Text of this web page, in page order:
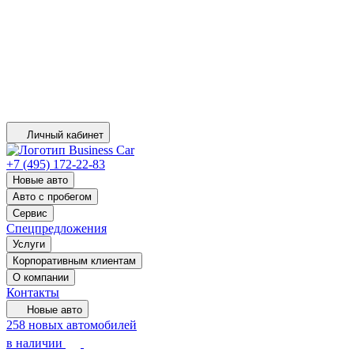
Личный кабинет
+7 (495) 172-22-83
Новые авто
Авто с пробегом
Сервис
Спецпредложения
Услуги
Корпоративным клиентам
О компании
Контакты
Новые авто
258 новых автомобилей
в наличии